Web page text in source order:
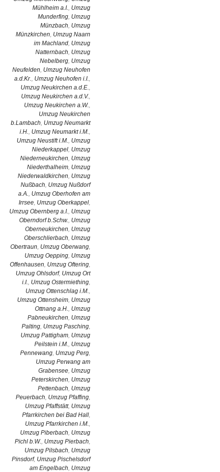
Mühlheim a.I., Umzug
Munderfing, Umzug
Münzbach, Umzug
Münzkirchen, Umzug Naarn
im Machland, Umzug
Natternbach, Umzug
Nebelberg, Umzug
Neufelden, Umzug Neuhofen
a.d.Kr., Umzug Neuhofen i.I.,
Umzug Neukirchen a.d.E.,
Umzug Neukirchen a.d.V.,
Umzug Neukirchen a.W.,
Umzug Neukirchen
b.Lambach, Umzug Neumarkt
i.H., Umzug Neumarkt i.M.,
Umzug Neustift i.M., Umzug
Niederkappel, Umzug
Niederneukirchen, Umzug
Niederthalheim, Umzug
Niederwaldkirchen, Umzug
Nußbach, Umzug Nußdorf
a.A., Umzug Oberhofen am
Irrsee, Umzug Oberkappel,
Umzug Obernberg a.I., Umzug
Oberndorf b.Schw., Umzug
Oberneukirchen, Umzug
Oberschlierbach, Umzug
Obertraun, Umzug Oberwang,
Umzug Oepping, Umzug
Offenhausen, Umzug Oftering,
Umzug Ohlsdorf, Umzug Ort
i.I., Umzug Ostermiething,
Umzug Ottenschlag i.M.,
Umzug Ottensheim, Umzug
Ottnang a.H., Umzug
Pabneukirchen, Umzug
Palting, Umzug Pasching,
Umzug Pattigham, Umzug
Peilstein i.M., Umzug
Pennewang, Umzug Perg,
Umzug Perwang am
Grabensee, Umzug
Peterskirchen, Umzug
Pettenbach, Umzug
Peuerbach, Umzug Pfaffing,
Umzug Pfaffstätt, Umzug
Pfarrkirchen bei Bad Hall,
Umzug Pfarrkirchen i.M.,
Umzug Piberbach, Umzug
Pichl b.W., Umzug Pierbach,
Umzug Pilsbach, Umzug
Pinsdorf, Umzug Pischelsdorf
am Engelbach, Umzug